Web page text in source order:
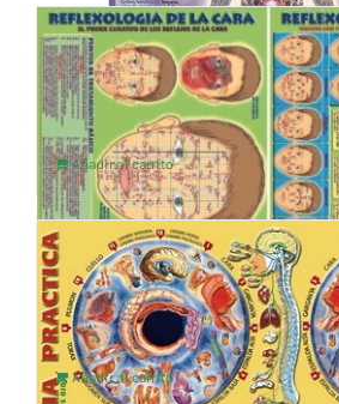
RELFEXOLOGIA DE LA CARA
4,76€ IVA no incluído
Añadir al carrito
IRIDOLOGIA PRACTICA
4,76€ IVA no incluído
Añadir al carrito